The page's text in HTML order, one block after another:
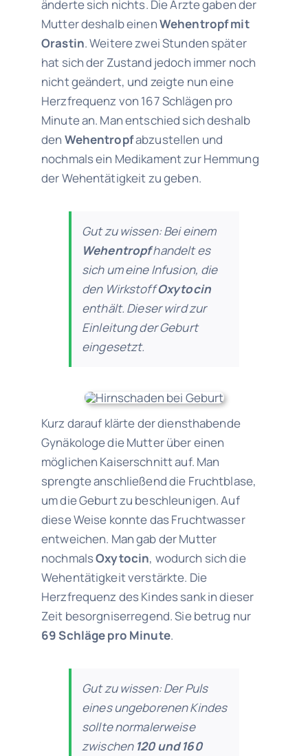
änderte sich nichts. Die Ärzte gaben der
Mutter deshalb einenWehentropf mit
Orastin. Weitere zwei Stunden später
hat sich der Zustand jedoch immer noch
nicht geändert, und zeigte nun eine
Herzfrequenz von 167 Schlägen pro
Minute an. Man entschied sich deshalb
den Wehentropfabzustellen und
nochmals ein Medikament zur Hemmung
der Wehentätigkeit zu geben.
Gut zu wissen: Bei einem
Wehentropfhandelt es
sich um eine Infusion, die
den WirkstoffOxytocin
enthält. Dieser wird zur
Einleitung der Geburt
eingesetzt.
Kurz darauf klärte der diensthabende
Gynäkologe die Mutter über einen
möglichen Kaiserschnitt auf. Man
sprengte anschließend die Fruchtblase,
um die Geburt zu beschleunigen. Auf
diese Weise konnte das Fruchtwasser
entweichen. Man gab der Mutter
nochmalsOxytocin, wodurch sich die
Wehentätigkeit verstärkte. Die
Herzfrequenz des Kindes sank in dieser
Zeit besorgniserregend. Sie betrug nur
69 Schläge pro Minute.
Gut zu wissen: Der Puls
eines ungeborenen Kindes
sollte normalerweise
zwischen 120 und 160